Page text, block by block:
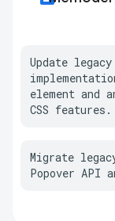
Update
element and
CSS features.
Migrate
Popover API